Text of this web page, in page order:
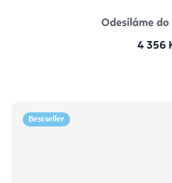
Odesíláme do
4 356
Bestseller